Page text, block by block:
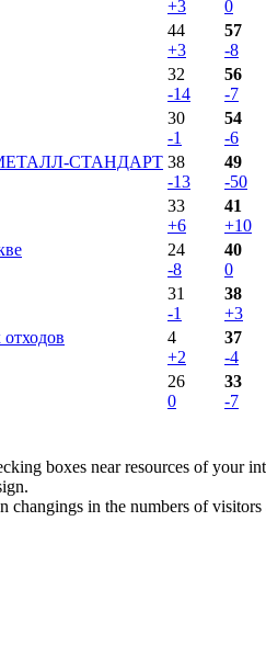
+3
0
44
+3
57
-8
32
-14
56
-7
30
-1
54
-6
МЕТАЛЛ-СТАНДАРТ 38
-13
49
-50
33
+6
41
+10
24
-8
40
0
31
-1
38
+3
4
+2
37
-4
26
0
33
-7
boxes near resources of your
in the numbers of